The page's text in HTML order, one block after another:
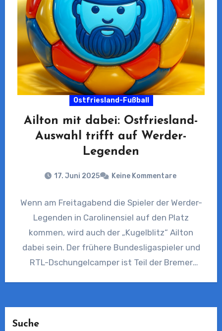
Ostfriesland-Fußball
Ailton mit dabei: Ostfriesland-
Auswahl trifft auf Werder-
Legenden
17. Juni 2025 Keine Kommentare
Wenn am Freitagabend die Spieler der Werder-
Legenden in Carolinensiel auf den Platz
kommen, wird auch der „Kugelblitz“ Ailton
dabei sein. Der frühere Bundesligaspieler und
RTL-Dschungelcamper ist Teil der Bremer
Suche